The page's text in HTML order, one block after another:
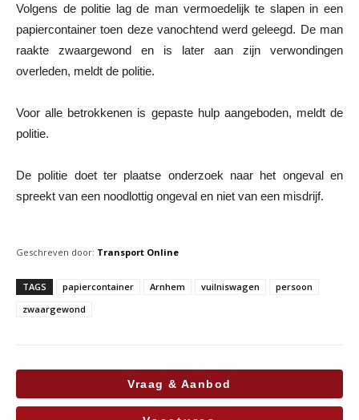
Volgens de politie lag de man vermoedelijk te slapen in een
papiercontainer toen deze vanochtend werd geleegd. De man
raakte zwaargewond en is later aan zijn verwondingen
overleden, meldt de politie.
Voor alle betrokkenen is gepaste hulp aangeboden, meldt de
politie.
De politie doet ter plaatse onderzoek naar het ongeval en
spreekt van een noodlottig ongeval en niet van een misdrijf.
Geschreven door: Transport Online
TAGS papiercontainer Arnhem vuilniswagen
persoon
zwaargewond
Vraag & Aanbod